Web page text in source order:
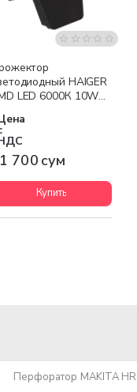
HAIGER
LED 6000К 10W
700 сум
Купить